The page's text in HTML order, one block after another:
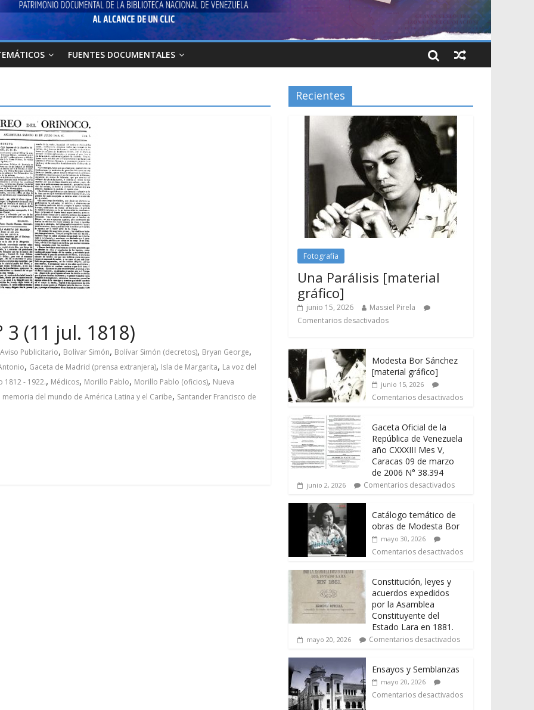
FUENTES DOCUMENTALES
(11 jul. 1818)
Aviso Publicitario, Bolívar Simón, Bolívar Simón (decretos), Bryan George,
, Gaceta de Madrid (prensa extranjera), Isla de Margarita, La voz del
1812 - 1922., Médicos, Morillo Pablo, Morillo Pablo (oficios), Nueva
memoria del mundo de América Latina y el Caribe, Santander Francisco de
Recientes
Fotografía
Una Parálisis [material
gráfico]
junio 15, 2026
Massiel Pirela
Comentarios desactivados
Modesta Bor Sánchez
[material gráfico]
junio 15, 2026
Comentarios desactivados
Gaceta Oficial de la
República de Venezuela
año CXXXIII Mes V,
Caracas 09 de marzo
de 2006 N° 38.394
junio 2, 2026 Comentarios desactivados
Catálogo temático de
obras de Modesta Bor
mayo 30, 2026
Comentarios desactivados
Constitución, leyes y
acuerdos expedidos
por la Asamblea
Constituyente del
Estado Lara en 1881.
mayo 20, 2026 Comentarios desactivados
Ensayos y Semblanzas
mayo 20, 2026
Comentarios desactivados